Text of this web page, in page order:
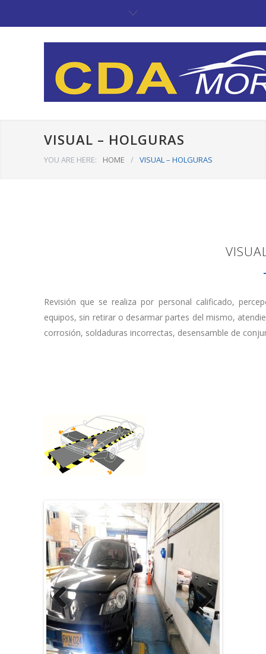
VISUAL – HOLGURAS
YOU ARE HERE: HOME / VISUAL – HOLGURAS
Revisión que se realiza por personal calificado,
equipos, sin retirar o desarmar partes del mismo,
corrosión, soldaduras incorrectas, desensamble de
Previous Next